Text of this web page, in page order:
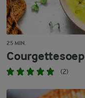
25 MIN.
Courgettesoep
(2)